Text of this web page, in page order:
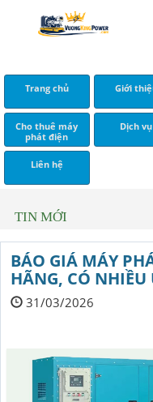
Trang chủ Giới
Cho thuê máy
phát điện
Dịch vụ
Liên hệ
TIN MỚI
BÁO GIÁ MÁY
HÃNG, CÓ
31/03/2026